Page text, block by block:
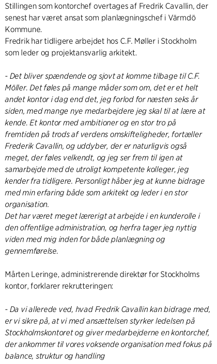
Stillingen som kontorchef overtages af Fredrik Cavallin, der
senest har været ansat som planlægningschef i Värmdö
Kommune.
Fredrik har tidligere arbejdet hos C.F. Møller i Stockholm
som leder og projektansvarlig arkitekt.
- Det bliver spændende og sjovt at komme tilbage til C.F.
Möller. Det føles på mange måder som om, det er et helt
andet kontor i dag end det, jeg forlod for næsten seks år
siden, med mange nye medarbejdere jeg skal til at lære at
kende. Et kontor med ambitioner og en stor tro på
fremtiden på trods af verdens omskifteligheder, fortæller
Frederik Cavallin, og uddyber, der er naturligvis også
meget, der føles velkendt, og jeg ser frem til igen at
samarbejde med de utroligt kompetente kolleger, jeg
kender fra tidligere. Personligt håber jeg at kunne bidrage
med min erfaring både som arkitekt og leder i en stor
organisation.
Det har været meget lærerigt at arbejde i en kunderolle i
den offentlige administration, og herfra tager jeg nyttig
viden med mig inden for både planlægning og
gennemførelse.
Mårten Leringe, administrerende direktør for Stockholms
kontor, forklarer rekrutteringen:
- Da vi allerede ved, hvad Fredrik Cavallin kan bidrage med,
er vi sikre på, at vi med ansættelsen styrker ledelsen på
Stockholmskontoret og giver medarbejderne en kontorchef,
der ankommer til vores voksende organisation med fokus på
balance, struktur og handling